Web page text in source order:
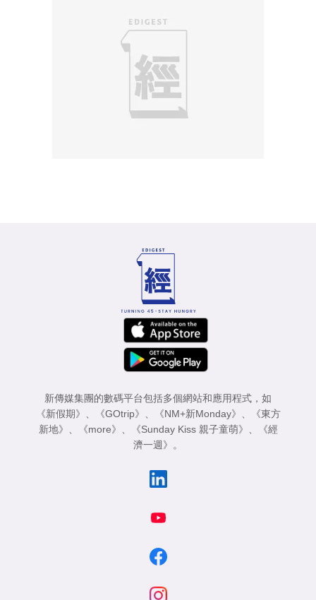
新傳媒集團的數碼平台包括多個網站和應用程式，如
《新假期》 、 《GOtrip》 、 《NM+新Monday》 、
《東方
新地》 、 《more》 、 《Sunday Kiss 親子童萌》 、
《經
濟一週》 。